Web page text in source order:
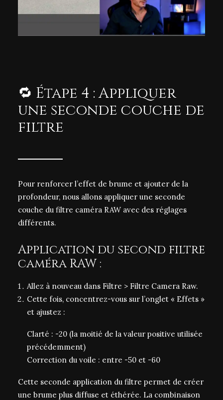
🔁 Étape 4 : Appliquer
une seconde couche de
filtre
Pour renforcer l’effet de brume et ajouter de la
profondeur, nous allons appliquer une seconde
couche du filtre caméra RAW avec des réglages
différents.
Application du second filtre
caméra RAW :
Allez à nouveau dans Filtre > Filtre Camera Raw.
Cette fois, concentrez-vous sur l’onglet « Effets »
et ajustez :
Clarté : -20 (la moitié de la valeur positive utilisée
précédemment)
Correction du voile : entre -50 et -60
Cette seconde application du filtre permet de créer
une brume plus diffuse et éthérée. La combinaison